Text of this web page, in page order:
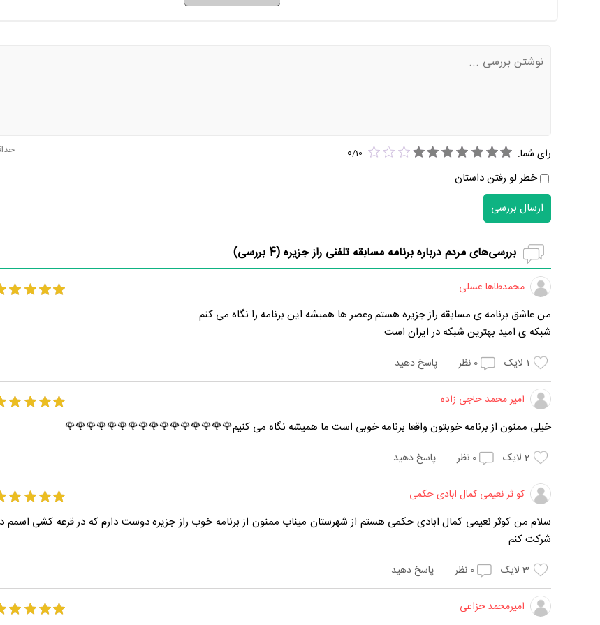
رای شما: 0/10
خطر لو رفتن داستان
ارسال بررسی
بررسی‌های مردم درباره برنامه مسابقه تلفنی راز جزیره (4 بررسی)
محمدطاها عسلی
من عاشق برنامه ی مسابقه راز جزیره هستم وعصر ها همیشه این برنامه را نگاه می کنم
شبکه ی امید بهترین شبکه در ایران است
1 لایک 0 نظر پاسخ دهید
امیر محمد حاجی زاده
خیلی ممنون از برنامه خوبتون واقعا برنامه خوبی است ما همیشه نگاه می کنیم🌹🌹🌹🌹🌹🌹🌹🌹🌹🌹🌹🌹🌹🌹🌹🌹
2 لایک 0 نظر پاسخ دهید
کو ثر نعیمی کمال ابادی حکمی
سلام من کوثر نعیمی کمال ابادی حکمی هستم از شهرستان میناب ممنون از برنامه خوب راز جزیره دوست دارم که در قرعه کشی اسمم
شرکت کنم
3 لایک 0 نظر پاسخ دهید
امیرمحمد خزاعی